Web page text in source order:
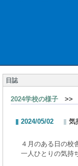
日誌
2024学校の様子 >>
2024/05/02 気
４月のある日の校
一人ひとりの気持